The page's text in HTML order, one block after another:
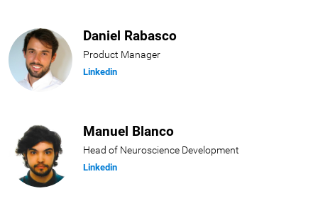
Daniel Rabasco
Product Manager
Linkedin
Manuel Blanco
Head of Neuroscience Development
Linkedin